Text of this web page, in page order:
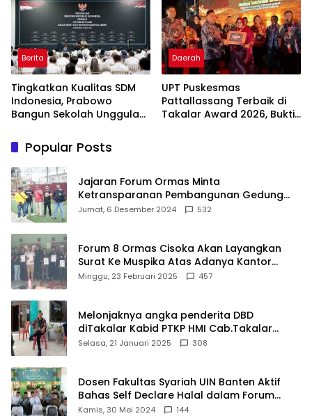
Berita
Tingkatkan Kualitas SDM
Indonesia, Prabowo
Bangun Sekolah Unggulan
Terbaik Dunia
Daerah
UPT Puskesmas
Pattallassang Terbaik di
Takalar Award 2026, Bukti
Popular Posts
Jajaran Forum Ormas Minta
Ketransparanan Pembangunan Gedung
Damkar Di Kecamatan Cisoka
Jumat, 6 Desember 2024 532
Forum 8 Ormas Cisoka Akan Layangkan
Surat Ke Muspika Atas Adanya Kantor
Matel di Cisoka
Minggu, 23 Februari 2025 457
Melonjaknya angka penderita DBD
diTakalar Kabid PTKP HMI Cab.Takalar
angkat bicara
Selasa, 21 Januari 2025 308
Dosen Fakultas Syariah UIN Banten Aktif
Bahas Self Declare Halal dalam Forum
Ijtima Ulama MUI
Kamis, 30 Mei 2024 144